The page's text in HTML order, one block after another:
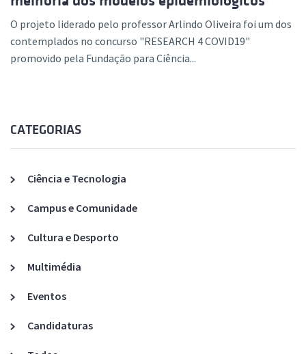
O projeto liderado pelo professor Arlindo Oliveira foi um dos
contemplados no concurso "RESEARCH 4 COVID19"
promovido pela Fundação para Ciência...
CATEGORIAS
Ciência e Tecnologia
Campus e Comunidade
Cultura e Desporto
Multimédia
Eventos
Candidaturas